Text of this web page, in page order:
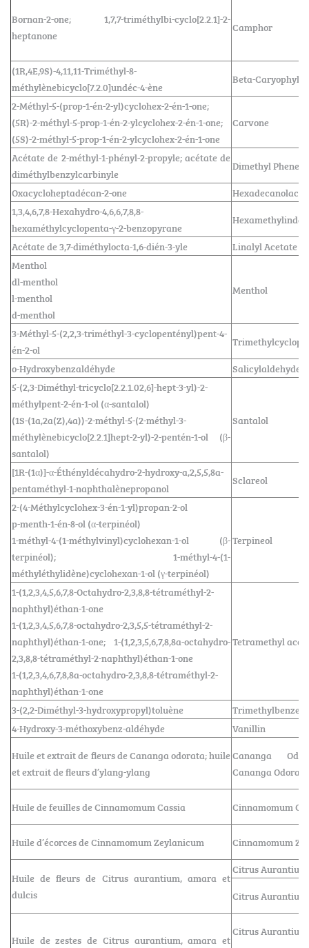
Bornan-2-one; 1,7,7-triméthylbi-cyclo[2.2.1]-2-
heptanone
Camphor
(1R,4E,9S)-4,11,11-Triméthyl-8-
méthylènebicyclo[7.2.0]undéc-4-ène
Beta-
2-Méthyl-5-(prop-1-én-2-yl)cyclohex-2-én-1-one;
(5R)-2-méthyl-5-prop-1-én-2-ylcyclohex-2-én-1-one;
(5S)-2-méthyl-5-prop-1-én-2-ylcyclohex-2-én-1-one
Carvone
Acétate de 2-méthyl-1-phényl-2-propyle; acétate de
diméthylbenzylcarbinyle
Dimethyl
Oxacycloheptadécan-2-one
1,3,4,6,7,8-Hexahydro-4,6,6,7,8,8-
hexaméthylcyclopenta-γ-2-benzopyrane
Acétate de 3,7-diméthylocta-1,6-dién-3-yle
Linalyl Acetate
Menthol
dl-menthol
l-menthol
d-menthol
Menthol
3-Méthyl-5-(2,2,3-triméthyl-3-cyclopentényl)pent-4-
én-2-ol
o-Hydroxybenzaldéhyde
Salicylaldehyde
5-(2,3-Diméthyl-tricyclo[2.2.1.02,6]-hept-3-yl)-2-
méthylpent-2-én-1-ol (α-santalol)
(1S-(1a,2a(Z),4a))-2-méthyl-5-(2-méthyl-3-
méthylènebicyclo[2.2.1]hept-2-yl)-2-pentén-1-ol (β-
santalol)
Santalol
[1R-(1α)]-α-Éthényldécahydro-2-hydroxy-a,2,5,5,8a-
pentaméthyl-1-naphthalènepropanol
Sclareol
2-(4-Méthylcyclohex-3-én-1-yl)propan-2-ol
p-menth-1-én-8-ol (α-terpinéol)
1-méthyl-4-(1-méthylvinyl)cyclohexan-1-ol (β-
terpinéol); 1-méthyl-4-(1-
méthyléthylidène)cyclohexan-1-ol (γ-terpinéol)
Terpineol
1-(1,2,3,4,5,6,7,8-Octahydro-2,3,8,8-tétraméthyl-2-
naphthyl)éthan-1-one
1-(1,2,3,4,5,6,7,8-octahydro-2,3,5,5-tétraméthyl-2-
naphthyl)éthan-1-one; 1-(1,2,3,5,6,7,8,8a-octahydro-
2,3,8,8-tétraméthyl-2-naphthyl)éthan-1-one
1-(1,2,3,4,6,7,8,8a-octahydro-2,3,8,8-tétraméthyl-2-
naphthyl)éthan-1-one
Tetramethyl
3-(2,2-Diméthyl-3-hydroxypropyl)toluène
4-Hydroxy-3-méthoxybenz-aldéhyde
Vanillin
Huile et extrait de fleurs de Cananga odorata; huile
et extrait de fleurs d’ylang-ylang
Cananga
Cananga
Huile de feuilles de Cinnamomum Cassia Cinnamomum
Huile d’écorces de Cinnamomum Zeylanicum Cinnamomum
Huile de fleurs de Citrus aurantium, amara et
dulcis
Citrus
Citrus
Huile de zestes de Citrus aurantium, amara et
Citrus Aurantium